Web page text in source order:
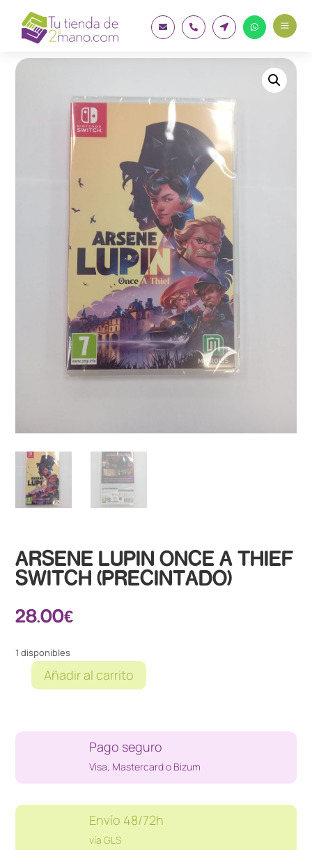
    a
ARSENE LUPIN ONCE A THIEF
SWITCH (PRECINTADO)
28.00€
1 disponibles
ARSENE
A
(PRECINTADO)
Añadir al carrito
Pago seguro
Visa, Mastercard o Bizum
Envío 48/72h
vía GLS